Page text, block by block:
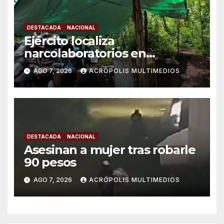
DESTACADA NACIONAL
Ejército localiza
narcolaboratorios en
Michoacán
AGO 7, 2026 ACRÓPOLIS MULTIMEDIOS
DESTACADA NACIONAL
Asesinan a mujer tras robarle
90 pesos
AGO 7, 2026 ACRÓPOLIS MULTIMEDIOS